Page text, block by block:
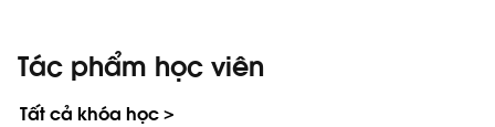
Tác phẩm học viên
Tất cả khóa học >